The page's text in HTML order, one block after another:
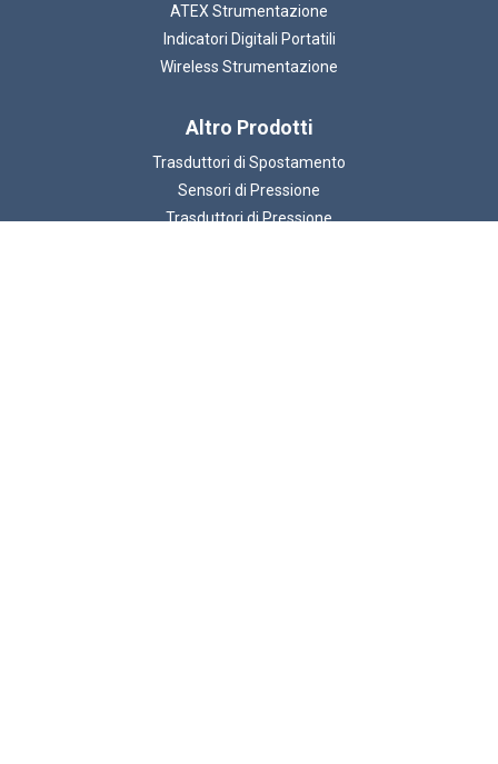
ATEX Strumentazione
Indicatori Digitali Portatili
Wireless Strumentazione
Altro Prodotti
Trasduttori di Spostamento
Sensori di Pressione
Trasduttori di Pressione